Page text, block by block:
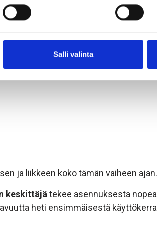
Salli valinta
ja liikkeen koko tämän vaiheen ajan.
keskittäjä tekee asennuksesta
heti ensimmäisestä